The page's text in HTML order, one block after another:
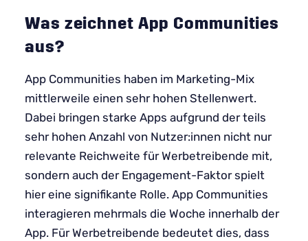
Was zeichnet App Communities
aus?
App Communities haben im Marketing-Mix
mittlerweile einen sehr hohen Stellenwert.
Dabei bringen starke Apps aufgrund der teils
sehr hohen Anzahl von Nutzer:innen nicht nur
relevante Reichweite für Werbetreibende mit,
sondern auch der Engagement-Faktor spielt
hier eine signifikante Rolle. App Communities
interagieren mehrmals die Woche innerhalb der
App. Für Werbetreibende bedeutet dies, dass